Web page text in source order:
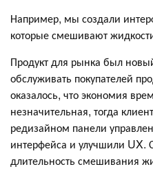
Например, мы создали
которые смешивают
Продукт для рынка был
обслуживать покупателей
оказалось, что экономия
незначительная, тогда
редизайном панели
интерфейса и улучшили
длительность смешивания